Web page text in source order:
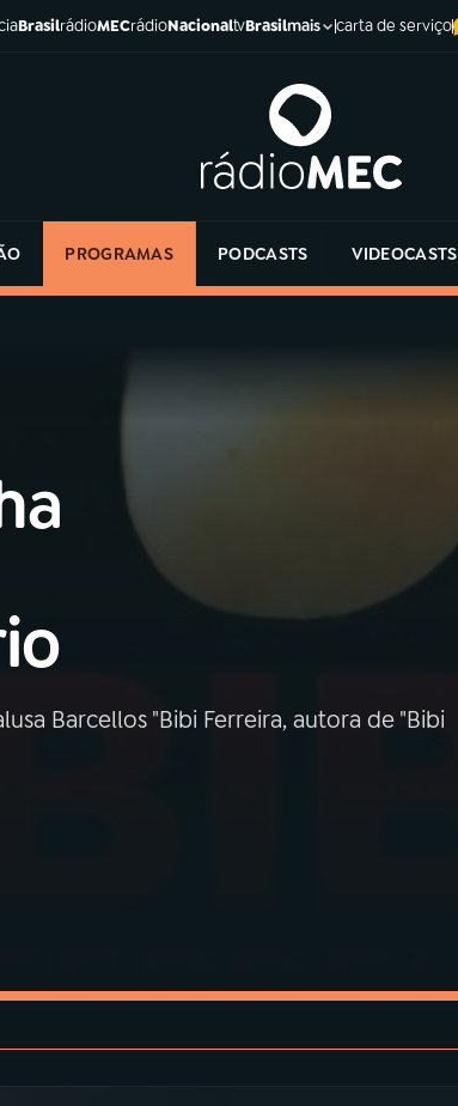
BrasilrádioMECrádioNacionaltvBrasilmais carta de serviço
PROGRAMAS PODCASTS VIDEOCASTS
Barcellos "Bibi Ferreira, autora de "Bibi